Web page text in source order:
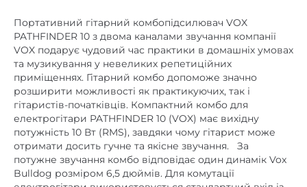
Потужність
комбопідсилювача, Вт
10
PATHFINDER 10 з двома каналами звучання компанії
VOX подарує чудовий час практики в домашніх умовах
та музикування у невеликих репетиційних
приміщеннях. Гітарний комбо допоможе значно
розширити можливості як практикуючих, так і
гітаристів-початківців. Компактний комбо для
електрогітари PATHFINDER 10 (VOX) має вихідну
потужність 10 Вт (RMS), завдяки чому гітарист може
отримати досить гучне та якісне звучання.
За
потужне звучання комбо відповідає один динамік Vox
Bulldog розміром 6,5 дюймів.Для комутації
електрогітари використовується стандартний вхід із
роз’ємом 1/4 Jack. Купити портативний